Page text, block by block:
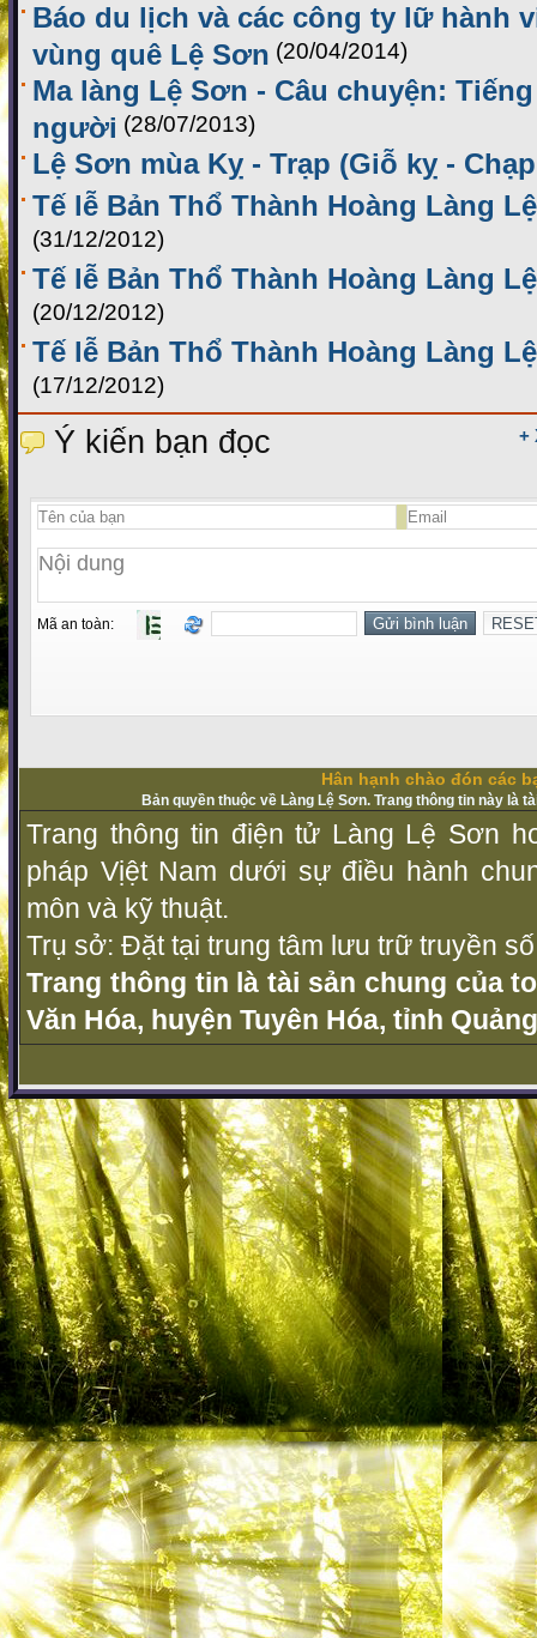
Báo du lịch và các công ty lữ hành
vùng quê Lệ Sơn (20/04/2014)
Ma làng Lệ Sơn - Câu chuyện:
người (28/07/2013)
Lệ Sơn mùa Kỵ - Trạp (Giỗ kỵ -
Tế lễ Bản Thổ Thành Hoàng Làng
(31/12/2012)
Tế lễ Bản Thổ Thành Hoàng Làng
(20/12/2012)
Tế lễ Bản Thổ Thành Hoàng Làng
(17/12/2012)
+
Ý kiến bạn đọc
Mã an toàn:
Hân hạnh chào đón các
Bản quyền thuộc về Làng Lệ Sơn. Trang thông tin này là
Trang thông tin điện tử Làng Lệ Sơn
pháp Vịệt Nam dưới sự điều hành
môn và kỹ thuật.
Trụ sở: Đặt tại trung tâm lưu trữ truyền
Trang thông tin là tài sản chung của
Văn Hóa, huyện Tuyên Hóa, tỉnh